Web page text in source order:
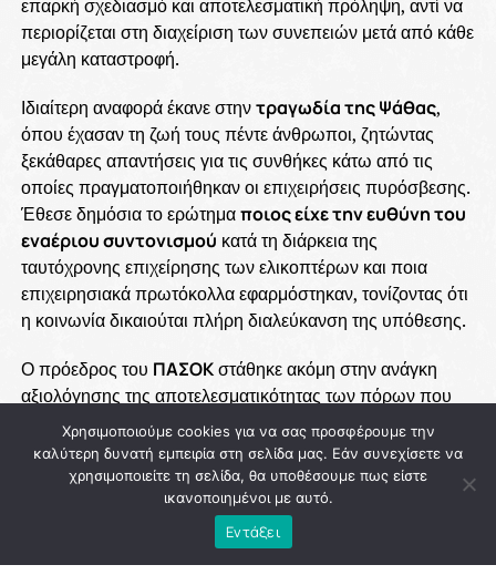
επαρκή σχεδιασμό και αποτελεσματική πρόληψη, αντί να
περιορίζεται στη διαχείριση των συνεπειών μετά από κάθε
μεγάλη καταστροφή.
Ιδιαίτερη αναφορά έκανε στηντραγωδία της Ψάθας,
όπου έχασαν τη ζωή τους πέντε άνθρωποι, ζητώντας
ξεκάθαρες απαντήσεις για τις συνθήκες κάτω από τις
οποίες πραγματοποιήθηκαν οι επιχειρήσεις πυρόσβεσης.
Έθεσε δημόσια το ερώτημαποιος είχε την ευθύνη του
εναέριου συντονισμού κατά τη διάρκεια της
ταυτόχρονης επιχείρησης των ελικοπτέρων και ποια
επιχειρησιακά πρωτόκολλα εφαρμόστηκαν, τονίζοντας ότι
η κοινωνία δικαιούται πλήρη διαλεύκανση της υπόθεσης.
Ο πρόεδρος του ΠΑΣΟΚστάθηκε ακόμη στην ανάγκη
αξιολόγησης της αποτελεσματικότητας των πόρων που
έχουν διατεθεί μέσω των προγραμμάτων
ΑΙΓΙΣ
και
Antinero, καθώς και της επιχειρησιακής αξίας των
εναέριων μέσων που μισθώνει κάθε χρόνο η χώρα. Όπως
σημείωσε, απαιτείται ουσιαστικός έλεγχος για το κατά
πόσο οι σημαντικές δημόσιες δαπάνες μεταφράζονται σε
πραγματική ενίσχυση της πολιτικής προστασίας.
Χρησιμοποιούμε cookies για να σας προσφέρουμε την
καλύτερη δυνατή εμπειρία στη σελίδα μας. Εάν συνεχίσετε να
χρησιμοποιείτε τη σελίδα, θα υποθέσουμε πως είστε
ικανοποιημένοι με αυτό.
Εντάξει